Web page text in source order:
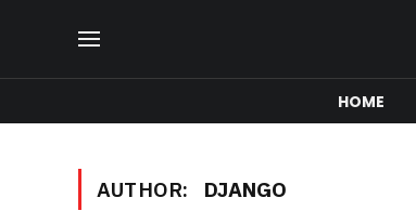
HOME
AUTHOR: DJANGO